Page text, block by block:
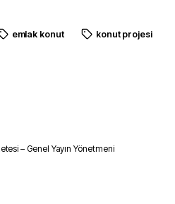
emlak konut konut projesi
– Genel Yayın Yönetmeni